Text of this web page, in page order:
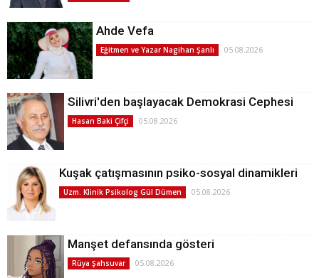
Ahde Vefa
Eğitmen ve Yazar Nagihan Şanlı 05.08.2026
Silivri'den başlayacak Demokrasi Cephesi
Hasan Baki Çifçi 05.08.2026
Kuşak çatışmasının psiko-sosyal dinamikleri
Uzm. Klinik Psikolog Gül Dümen 05.08.2026
Manşet defansında gösteri
Rüya Şahsuvar 05.08.2026